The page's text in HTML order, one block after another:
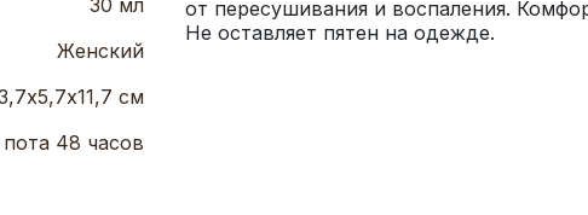
30 мл
Женский
см
48 часов
от пересушивания и воспаления.
Не оставляет пятен на одежде.